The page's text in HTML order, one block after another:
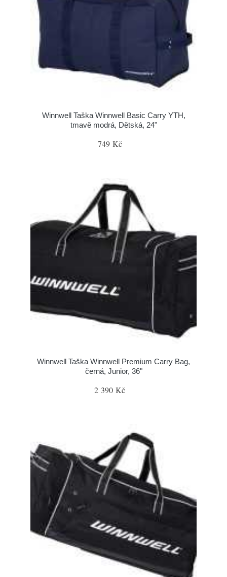
Winnwell Taška Winnwell Basic Carry YTH,
tmavě modrá, Dětská, 24"
749 Kč
Winnwell Taška Winnwell Premium Carry Bag,
černá, Junior, 36"
2 390 Kč